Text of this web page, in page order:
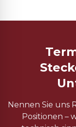
Nennen Sie uns
Positionen –